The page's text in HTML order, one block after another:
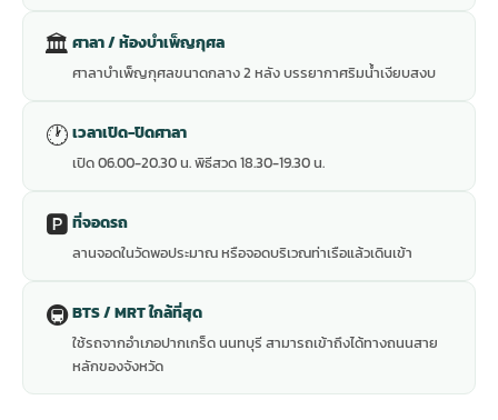
🏛 ศาลา / ห้องบำเพ็ญกุศล
ศาลาบำเพ็ญกุศลขนาดกลาง 2 หลัง บรรยากาศริมน้ำเงียบสงบ
🕐 เวลาเปิด-ปิดศาลา
เปิด 06.00-20.30 น. พิธีสวด 18.30-19.30 น.
🅿️ ที่จอดรถ
ลานจอดในวัดพอประมาณ หรือจอดบริเวณท่าเรือแล้วเดินเข้า
🚇BTS / MRT ใกล้ที่สุด
ใช้รถจากอำเภอปากเกร็ด นนทบุรี สามารถเข้าถึงได้ทางถนนสาย
หลักของจังหวัด